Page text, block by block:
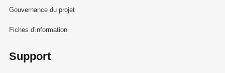
Gouvernance du projet
Fiches d'information
Support